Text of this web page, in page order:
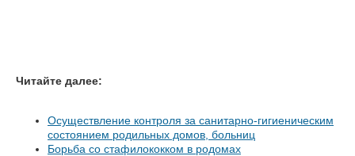
Читайте далее:
Осуществление контроля за санитарно-гигиеническим
состоянием родильных домов, больниц
Борьба со стафилококком в родомах